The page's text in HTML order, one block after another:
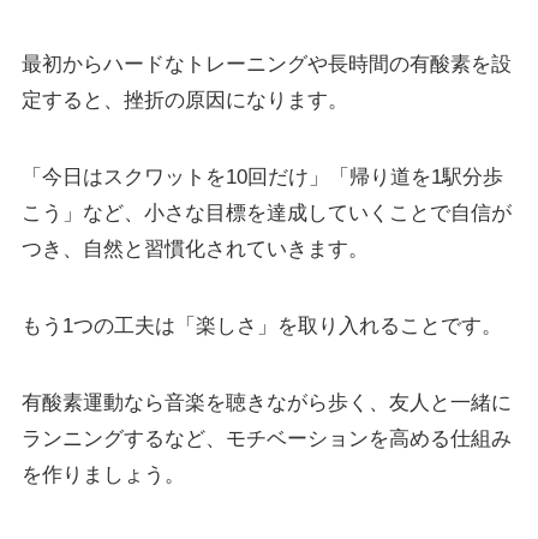
最初からハードなトレーニングや長時間の有酸素を設
定すると、挫折の原因になります。
「今日はスクワットを10回だけ」「帰り道を1駅分歩
こう」など、小さな目標を達成していくことで自信が
つき、自然と習慣化されていきます。
もう1つの工夫は「楽しさ」を取り入れることです。
有酸素運動なら音楽を聴きながら歩く、友人と一緒に
ランニングするなど、モチベーションを高める仕組み
を作りましょう。